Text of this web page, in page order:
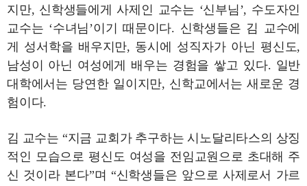
지만, 신학생들에게 사제인 교수는 ‘신부님’, 수도자인
교수는 ‘수녀님’이기 때문이다. 신학생들은 김 교수에
게 성서학을 배우지만, 동시에 성직자가 아닌 평신도,
남성이 아닌 여성에게 배우는 경험을 쌓고 있다. 일반
대학에서는 당연한 일이지만, 신학교에서는 새로운 경
험이다.
김 교수는 “지금 교회가 추구하는 시노달리타스의 상징
적인 모습으로 평신도 여성을 전임교원으로 초대해 주
신 것이라 본다”며 “신학생들은 앞으로 사제로서 가르